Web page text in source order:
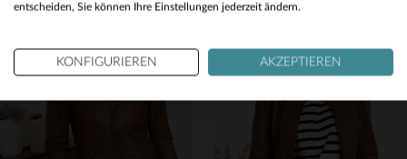
M
entscheiden, Sie können Ihre Einstellungen jederzeit ändern.
KONFIGURIEREN AKZEPTIEREN